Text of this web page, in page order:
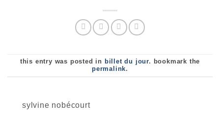
this entry was posted in billet du jour. bookmark the
permalink.
sylvine nobécourt